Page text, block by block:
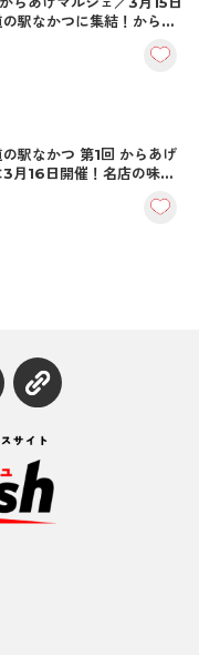
駅なかつに集結！からあ
駅なかつ 第1回 からあげ
3月16日開催！名店の味を